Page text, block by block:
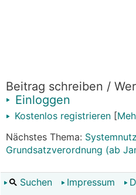
Beitrag schreiben /
Einloggen
Kostenlos registrieren [
Nächstes Thema:
Grundsatzverordnung (ab
Suchen Impressum